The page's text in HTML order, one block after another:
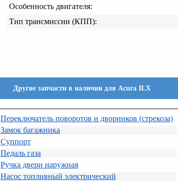
Особенность двигателя:
Тип трансмиссии (КПП):
Другие запчасти в наличии для Acura ILX
Переключатель поворотов и дворников (стрекоза)
Замок багажника
Суппорт
Педаль газа
Ручка двери наружная
Насос топливный электрический